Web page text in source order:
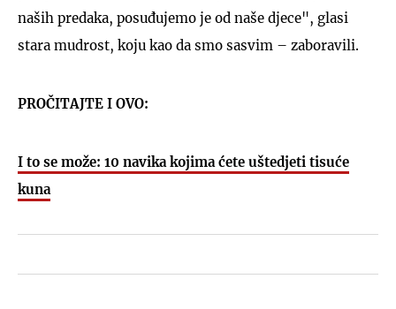
naših predaka, posuđujemo je od naše djece", glasi
stara mudrost, koju kao da smo sasvim – zaboravili.
PROČITAJTE I OVO:
I to se može: 10 navika kojima ćete uštedjeti tisuće
kuna